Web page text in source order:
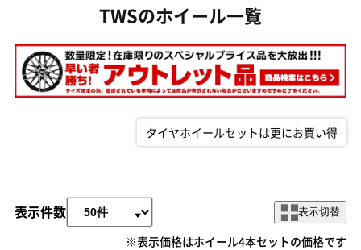
TWSのホイール一覧
タイヤホイールセットは更にお買い得
表示件数 表示切替
※表示価格はホイール4本セットの価格です